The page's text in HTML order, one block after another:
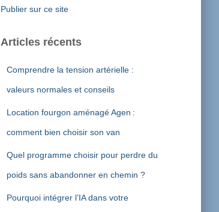
Publier sur ce site
Articles récents
Comprendre la tension artérielle :
valeurs normales et conseils
Location fourgon aménagé Agen :
comment bien choisir son van
Quel programme choisir pour perdre du
poids sans abandonner en chemin ?
Pourquoi intégrer l’IA dans votre